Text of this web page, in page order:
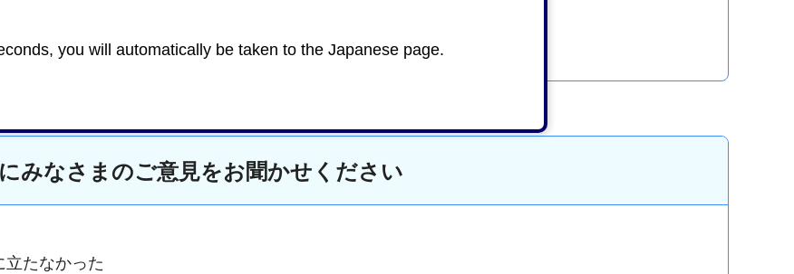
you will automatically be taken to the Japanese page.
みなさまのご意見をお聞かせください
立たなかった